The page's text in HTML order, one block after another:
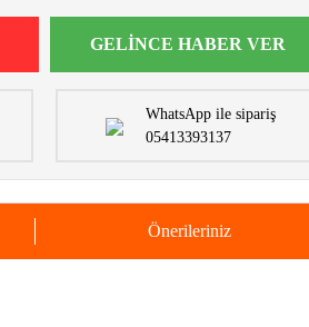
GELİNCE HABER VER
WhatsApp ile sipariş
05413393137
Önerileriniz